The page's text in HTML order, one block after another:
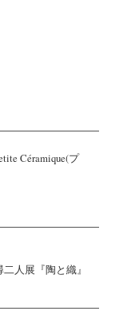
Céramique(プ
人展『陶と織』